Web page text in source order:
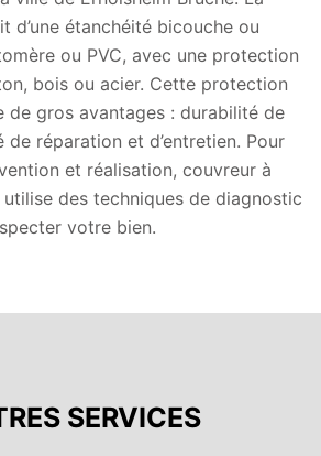
d’une étanchéité bicouche ou
ou PVC, avec une protection
bois ou acier. Cette protection
de gros avantages : durabilité de
de réparation et d’entretien. Pour
et réalisation, couvreur à
utilise des techniques de diagnostic
votre bien.
SERVICES